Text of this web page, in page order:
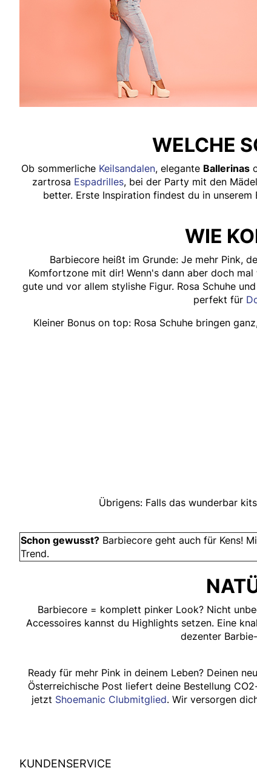
WELCHE
Ob sommerliche Keilsandalen, elegante Ballerinas
zartrosa Espadrilles, bei der Party mit den
better. Erste Inspiration findest du in unserem
WIE
Barbiecore heißt im Grunde: Je mehr Pink,
Komfortzone mit dir! Wenn's dann aber doch
gute und vor allem stylishe Figur. Rosa Schuhe und
perfekt für
Kleiner Bonus on top: Rosa Schuhe bringen
Übrigens: Falls das wunderbar
Schon gewusst? Barbiecore geht auch für Kens!
Trend.
Barbiecore = komplett pinker Look? Nicht
Accessoires kannst du Highlights setzen. Eine
dezenter
Ready für mehr Pink in deinem Leben? Deinen
Österreichische Post liefert deine Bestellung
jetzt Shoemanic Clubmitglied. Wir versorgen
HUMANIC
KUNDENSERVICE